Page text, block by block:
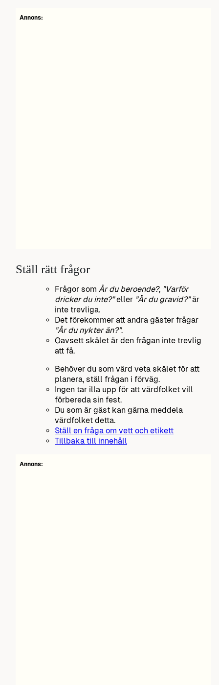
Annons:
Ställ rätt frågor
Frågor som Är du beroende?, ”Varför
dricker du inte?”eller ”Är du gravid?”är
inte trevliga.
Det förekommer att andra gäster frågar
”Är du nykter än?”.
Oavsett skälet är den frågan inte trevlig
att få.
Behöver du som värd veta skälet för att
planera, ställ frågan i förväg.
Ingen tar illa upp för att värdfolket vill
förbereda sin fest.
Du som är gäst kan gärna meddela
värdfolket detta.
Ställ en fråga om vett och etikett
Tillbaka till innehåll
Annons: